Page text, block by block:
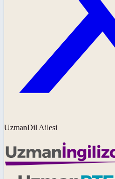
UzmanDil Ailesi